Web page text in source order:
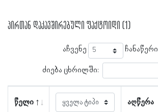
პირთან დაკავშირებული ფაქტოიდი (1)
აჩვენე ჩანაწერი
ძიება ცხრილში:
წელი აღწერა